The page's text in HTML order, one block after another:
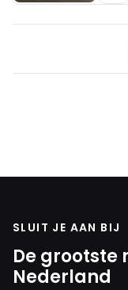
SLUIT JE AAN BIJ
De
Nederland